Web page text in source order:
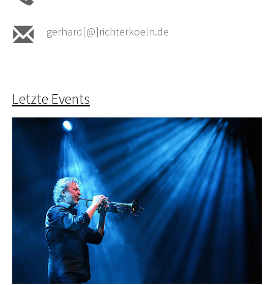
gerhard[@]richterkoeln.de
Letzte Events